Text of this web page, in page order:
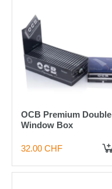
OCB Premium Double
Window Box
32.00 CHF